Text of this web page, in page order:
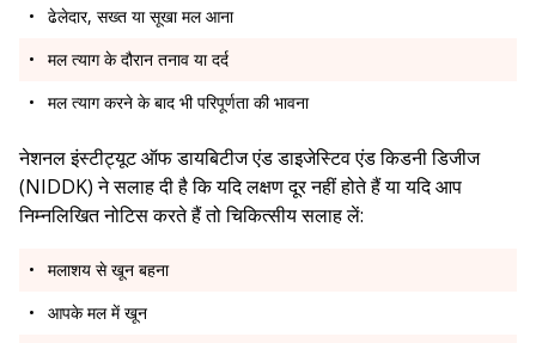
ढेलेदार, सख्त या सूखा मल आना
मल त्याग के दौरान तनाव या दर्द
मल त्याग करने के बाद भी परिपूर्णता की भावना
नेशनल इंस्टीट्यूट ऑफ डायबिटीज एंड डाइजेस्टिव एंड किडनी डिजीज
(NIDDK) ने सलाह दी है कि यदि लक्षण दूर नहीं होते हैं या यदि आप
निम्नलिखित नोटिस करते हैं तो चिकित्सीय सलाह लें:
मलाशय से खून बहना
आपके मल में खून